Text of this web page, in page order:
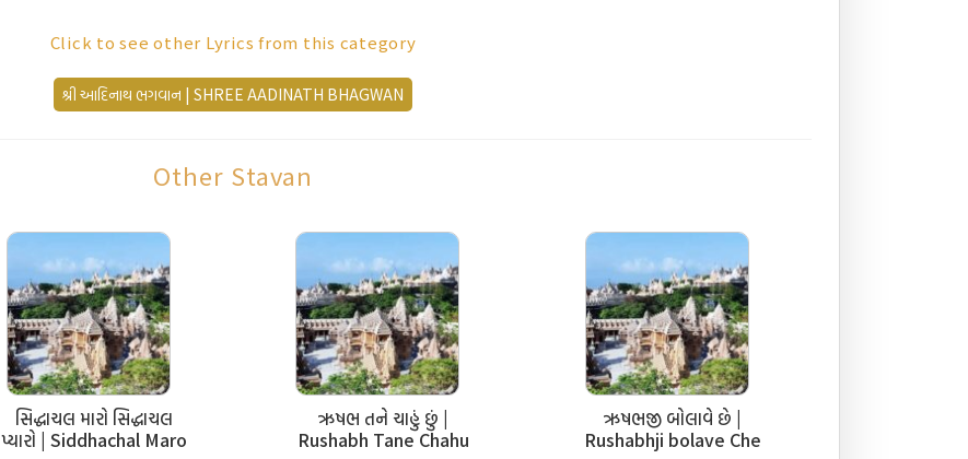
ऋषभ जिणंदा ऋषभ जिणंदा
तुम-दरिशण हुए परमाणंदा,
अह-निशि ध्याउं तुम दीदारा
ऋषभ जिणंदा… (१)
आपणने पूंठे जे वळगा,
किम सरे ? तेहने करतां अळगा
अळगा कीधा पण रहे वळगा,
मोर-पींछ परे न हुए उभगा…
ऋषभ-जिणंदा… (२)
तुम पण अळगा थयें किम सरशे,
Click to see other Lyrics from this category
શ્રી આદિનાથ ભગવાન | SHREE AADINATH BHAGWAN
Other Stavan
સિદ્ધાચલ મારો સિદ્ધાચલ
પ્યારો | Siddhachal Maro
ઋષભ તને ચાહું છું |
Rushabh Tane Chahu
ઋષભજી બોલાવે છે |
Rushabhji bolave Che